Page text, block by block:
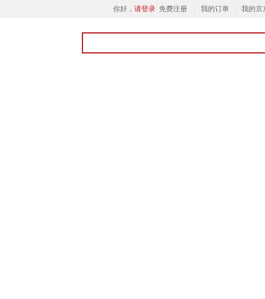
你好， 请登录 免费注册 我的订单 我的京